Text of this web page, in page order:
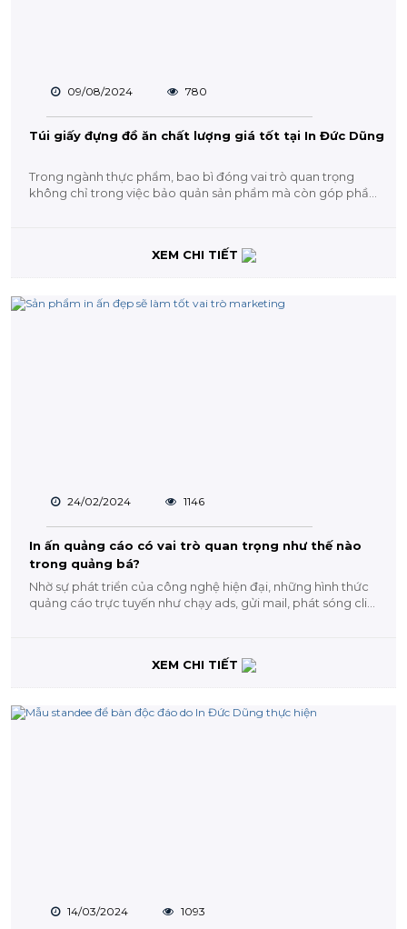
09/08/2024 780
Túi giấy đựng đồ ăn chất lượng giá tốt tại In Đức Dũng
Trong ngành thực phẩm, bao bì đóng vai trò quan trọng
không chỉ trong việc bảo quản sản phẩm mà còn góp phần
XEM CHI TIẾT
24/02/2024 1146
In ấn quảng cáo có vai trò quan trọng như thế nào
trong quảng bá?
Nhờ sự phát triển của công nghệ hiện đại, những hình thức
quảng cáo trực tuyến như chạy ads, gửi mail, phát sóng clip
XEM CHI TIẾT
14/03/2024 1093